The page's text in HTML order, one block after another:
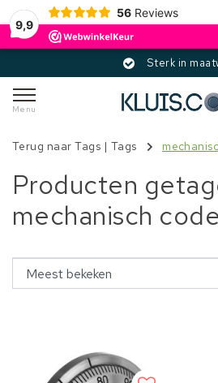
9,9
56 Reviews
Sterk in
Menu
Terug naar Tags | Tags
Producten
mechanisch